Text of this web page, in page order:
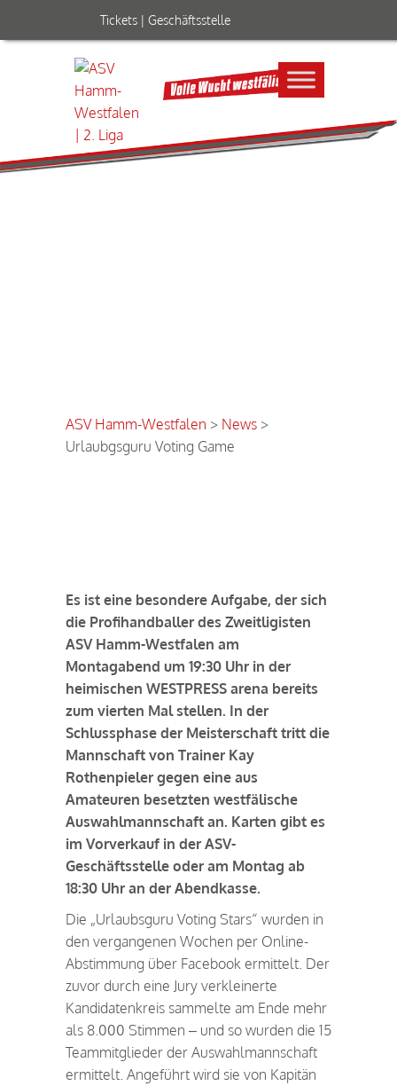
Tickets | Geschäftsstelle
ASV Hamm-Westfalen > News >
Urlaubgsguru Voting Game
Es ist eine besondere Aufgabe, der sich
die Profihandballer des Zweitligisten
ASV Hamm-Westfalen am
Montagabend um 19:30 Uhr in der
heimischen WESTPRESS arena bereits
zum vierten Mal stellen. In der
Schlussphase der Meisterschaft tritt die
Mannschaft von Trainer Kay
Rothenpieler gegen eine aus
Amateuren besetzten westfälische
Auswahlmannschaft an. Karten gibt es
im Vorverkauf in der ASV-
Geschäftsstelle oder am Montag ab
18:30 Uhr an der Abendkasse.
Die „Urlaubsguru Voting Stars“ wurden in
den vergangenen Wochen per Online-
Abstimmung über Facebook ermittelt. Der
zuvor durch eine Jury verkleinerte
Kandidatenkreis sammelte am Ende mehr
als 8.000 Stimmen – und so wurden die 15
Teammitglieder der Auswahlmannschaft
ermittelt. Angeführt wird sie von Kapitän